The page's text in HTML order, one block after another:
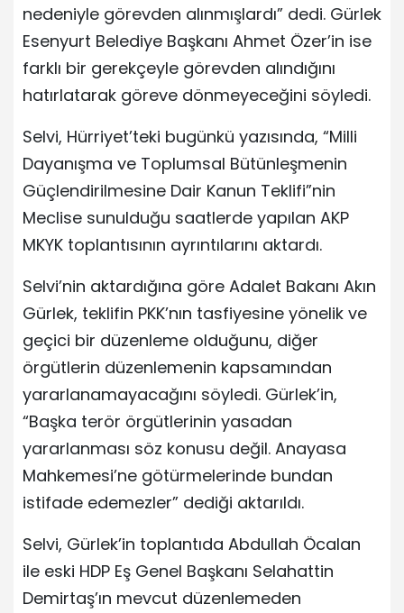
nedeniyle görevden alınmışlardı” dedi. Gürlek
Esenyurt Belediye Başkanı Ahmet Özer’in ise
farklı bir gerekçeyle görevden alındığını
hatırlatarak göreve dönmeyeceğini söyledi.
Selvi, Hürriyet’teki bugünkü yazısında, “Milli
Dayanışma ve Toplumsal Bütünleşmenin
Güçlendirilmesine Dair Kanun Teklifi”nin
Meclise sunulduğu saatlerde yapılan AKP
MKYK toplantısının ayrıntılarını aktardı.
Selvi’nin aktardığına göre Adalet Bakanı Akın
Gürlek, teklifin PKK’nın tasfiyesine yönelik ve
geçici bir düzenleme olduğunu, diğer
örgütlerin düzenlemenin kapsamından
yararlanamayacağını söyledi. Gürlek’in,
“Başka terör örgütlerinin yasadan
yararlanması söz konusu değil. Anayasa
Mahkemesi’ne götürmelerinde bundan
istifade edemezler” dediği aktarıldı.
Selvi, Gürlek’in toplantıda Abdullah Öcalan
ile eski HDP Eş Genel Başkanı Selahattin
Demirtaş’ın mevcut düzenlemeden